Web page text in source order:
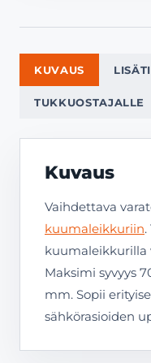
KUVAUS
TUKKUOSTAJALLE
Kuvaus
Vaihdettava
kuumaleikkuriin
kuumaleikkurilla
Maksimi syvyys
mm. Sopii
sähkörasioiden